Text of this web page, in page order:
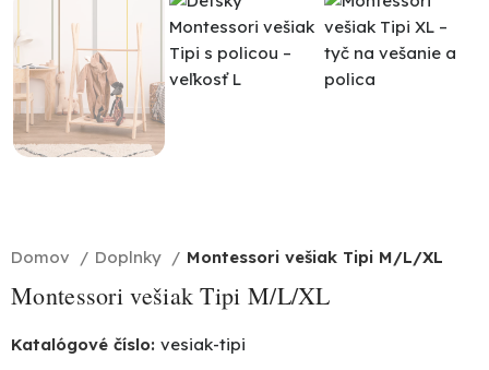
Domov Doplnky Montessori vešiak Tipi M/L/XL
Montessori vešiak Tipi M/L/XL
Katalógové číslo:vesiak-tipi